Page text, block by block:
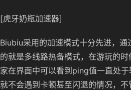
[虎牙奶瓶加速器]
Biubiu采用的加速模式十分先进，
的就是多线路热备模式，在游玩的
家在界面中可以看到ping值一直处
就不会遇到卡顿甚至闪退的情况，